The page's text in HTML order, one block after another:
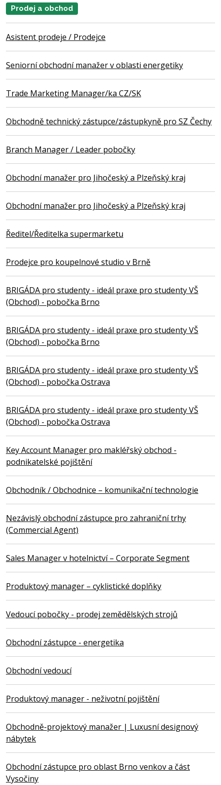
Prodej a obchod
Asistent prodeje / Prodejce
Seniorní obchodní manažer v oblasti energetiky
Trade Marketing Manager/ka CZ/SK
Obchodně technický zástupce/zástupkyně pro SZ Čechy
Branch Manager / Leader pobočky
Obchodní manažer pro Jihočeský a Plzeňský kraj
Obchodní manažer pro Jihočeský a Plzeňský kraj
Ředitel/Ředitelka supermarketu
Prodejce pro koupelnové studio v Brně
BRIGÁDA pro studenty - ideál praxe pro studenty VŠ
(Obchod) - pobočka Brno
BRIGÁDA pro studenty - ideál praxe pro studenty VŠ
(Obchod) - pobočka Brno
BRIGÁDA pro studenty - ideál praxe pro studenty VŠ
(Obchod) - pobočka Ostrava
BRIGÁDA pro studenty - ideál praxe pro studenty VŠ
(Obchod) - pobočka Ostrava
Key Account Manager pro makléřský obchod -
podnikatelské pojištění
Obchodník / Obchodnice – komunikační technologie
Nezávislý obchodní zástupce pro zahraniční trhy
(Commercial Agent)
Sales Manager v hotelnictví – Corporate Segment
Produktový manager – cyklistické doplňky
Vedoucí pobočky - prodej zemědělských strojů
Obchodní zástupce - energetika
Obchodní vedoucí
Produktový manager - neživotní pojištění
Obchodně-projektový manažer | Luxusní designový
nábytek
Obchodní zástupce pro oblast Brno venkov a část
Vysočiny